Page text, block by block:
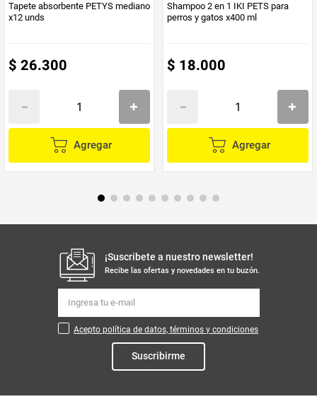
Tapete absorbente PETYS mediano
x12 unds
$ 26.300
Agregar
Shampoo 2 en 1 IKI PETS para
perros y gatos x400 ml
$ 18.000
Agregar
¡Suscribete a nuestro newsletter!
Recibe las ofertas y novedades en tu buzón.
Acepto política de datos, términos y condiciones
Suscribirme